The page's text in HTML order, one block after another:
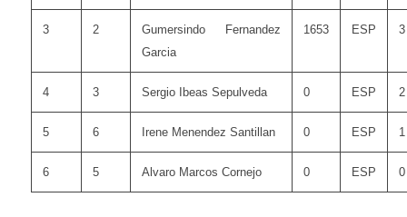
3 2
Gumersindo Fernandez
Garcia
1653 ESP 3
4 3 Sergio Ibeas Sepulveda 0 ESP 2
5 6 Irene Menendez Santillan 0 ESP 1
6 5 Alvaro Marcos Cornejo 0 ESP 0